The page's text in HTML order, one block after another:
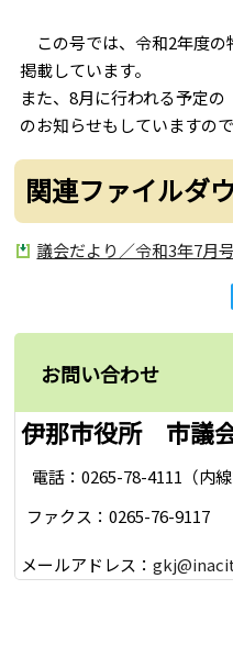
この号では、令和2年度の
掲載しています。
また、8月に行われる予定の
のお知らせもしていますの
関連ファイルダ
議会だより／令和3年7月
お問い合わせ
伊那市役所 市議
電話：0265-78-4111（内線
ファクス：0265-76-9117
メールアドレス：